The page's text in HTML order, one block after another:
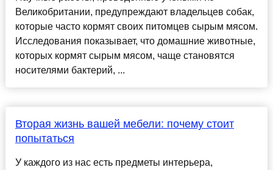
Великобритании, предупреждают владельцев собак,
которые часто кормят своих питомцев сырым мясом.
Исследования показывает, что домашние животные,
которых кормят сырым мясом, чаще становятся
носителями бактерий, ...
Вторая жизнь вашей мебели: почему стоит
попытаться
У каждого из нас есть предметы интерьера,